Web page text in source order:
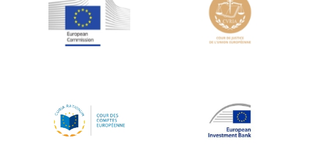
Jean-Louis Schiltz
Jean-Victor Louis
Johnny Åkerholm